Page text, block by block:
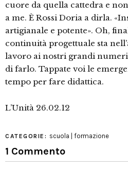
cuore da quella cattedra e
a me. È Rossi Doria a dirla.
artigianale e potente». Oh,
continuità progettuale sta
lavoro ai nostri grandi
di farlo. Tappate voi le
tempo per fare didattica.
L’Unità 26.02.12
CATEGORIE: scuola | formazione
1 Commento